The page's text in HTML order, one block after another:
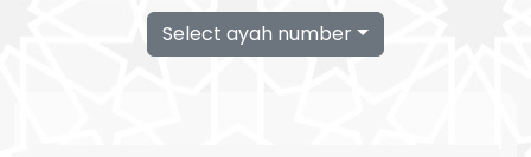
Select ayah number